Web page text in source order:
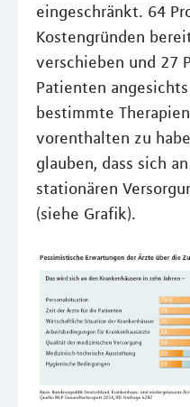
eingeschränkt. 64
Kostengründen
verschieben und 27
Patienten
bestimmte
vorenthalten zu
glauben, dass sich
stationären
(siehe Grafik).